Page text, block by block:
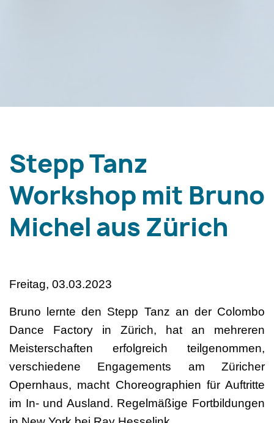
Stepp Tanz
Workshop mit Bruno
Michel aus Zürich
Freitag, 03.03.2023
Bruno lernte den Stepp Tanz an der Colombo
Dance Factory in Zürich, hat an mehreren
Meisterschaften erfolgreich teilgenommen,
verschiedene Engagements am Züricher
Opernhaus, macht Choreographien für Auftritte
im In- und Ausland. Regelmäßige Fortbildungen